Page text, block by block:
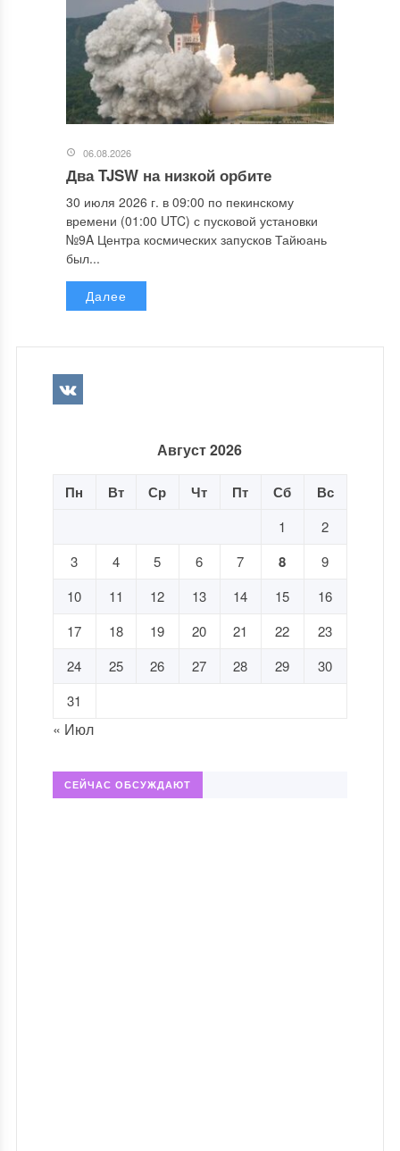
06.08.2026
Два TJSW на низкой орбите
30 июля 2026 г. в 09:00 по пекинскому
времени (01:00 UTC) с пусковой установки
№9A Центра космических запусков Тайюань
был...
Далее
Август 2026
Пн Вт Ср Чт Пт Сб Вс
1
2
3
4 5 6 7 8
9
10
11 12 13 14 15
16
17
18 19 20 21 22
23
24
25 26 27 28 29
30
31
« Июл
СЕЙЧАС ОБСУЖДАЮТ